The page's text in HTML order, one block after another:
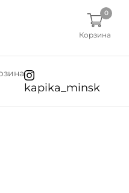
Корзина
0
kapika_minsk